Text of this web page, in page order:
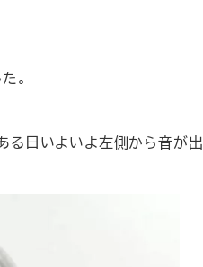
。
る日いよいよ左側から音が出